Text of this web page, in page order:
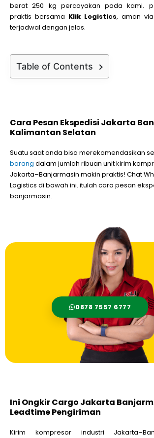
berat 250 kg percayakan pada kami.
praktis bersama Klik Logistics, aman
terjadwal dengan jelas.
Table of Contents
Cara Pesan Ekspedisi Jakarta
Kalimantan Selatan
Suatu saat anda bisa merekomendasikan
barang dalam jumlah ribuan unit kirim
Jakarta–Banjarmasin makin praktis! Chat
Logistics di bawah ini. itulah cara pesan
banjarmasin.
0878 7557 6777
Ini Ongkir Cargo Jakarta
Leadtime Pengiriman
Kirim kompresor industri